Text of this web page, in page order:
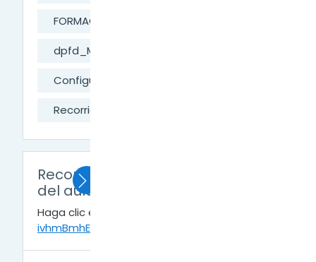
FORMACIÓN DIGITAL
dpfd_MesaAyuda
Configurar Área Personal
Recorrido por el área personal del aula
Recorrido por el área personal
del aula
Haga clic en el enlace
ivhmBmhEzw